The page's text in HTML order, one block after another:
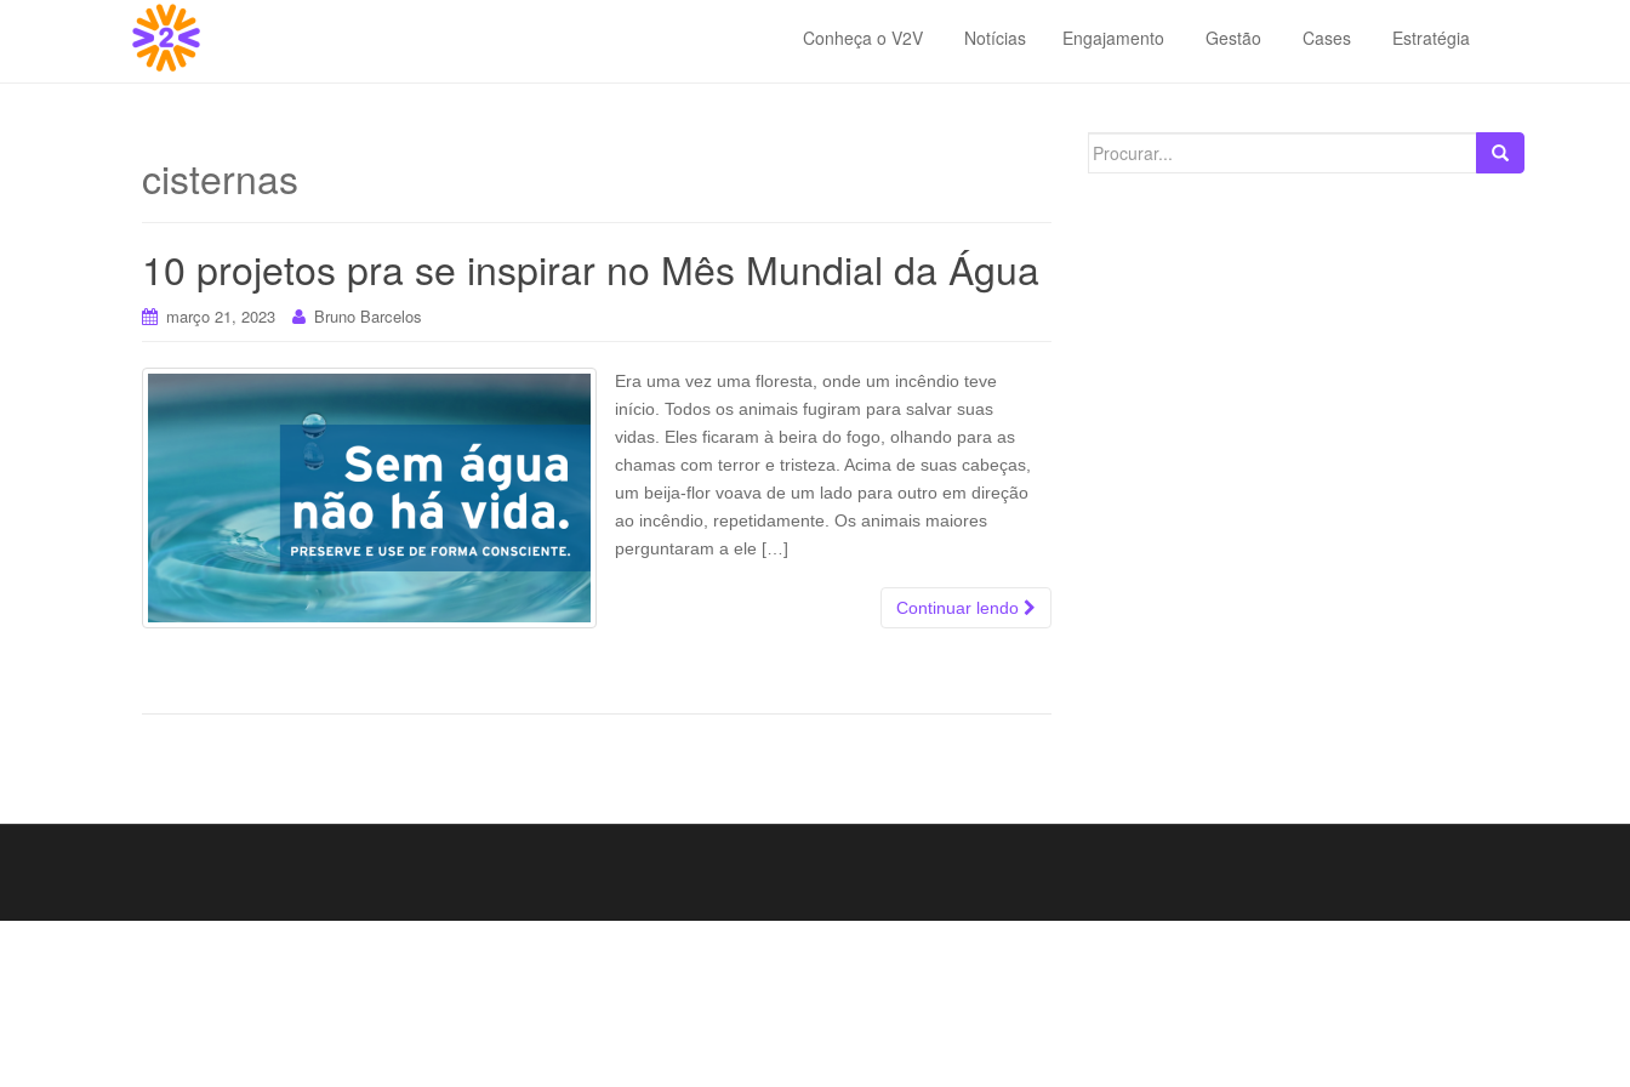
Conheça o V2V Notícias Engajamento Gestão Cases Estratégia
cisternas
10 projetos pra se inspirar no Mês Mundial da Água
março 21, 2023 Bruno Barcelos
Era uma vez uma floresta, onde um incêndio teve
início. Todos os animais fugiram para salvar suas
vidas. Eles ficaram à beira do fogo, olhando para as
chamas com terror e tristeza. Acima de suas cabeças,
um beija-flor voava de um lado para outro em direção
ao incêndio, repetidamente. Os animais maiores
perguntaram a ele […]
Continuar lendo
Search